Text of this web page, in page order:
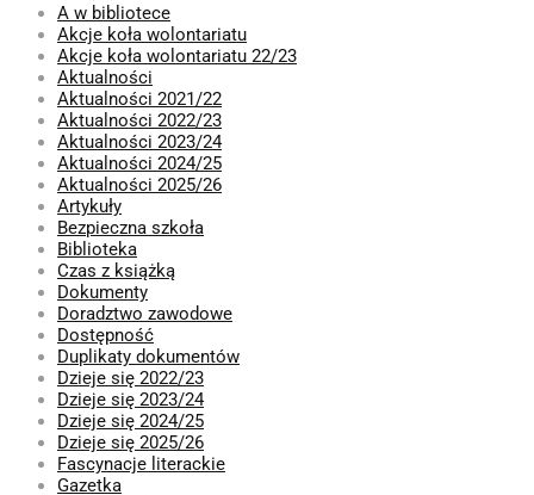
A w bibliotece
Akcje koła wolontariatu
Akcje koła wolontariatu 22/23
Aktualności
Aktualności 2021/22
Aktualności 2022/23
Aktualności 2023/24
Aktualności 2024/25
Aktualności 2025/26
Artykuły
Bezpieczna szkoła
Biblioteka
Czas z książką
Dokumenty
Doradztwo zawodowe
Dostępność
Duplikaty dokumentów
Dzieje się 2022/23
Dzieje się 2023/24
Dzieje się 2024/25
Dzieje się 2025/26
Fascynacje literackie
Gazetka